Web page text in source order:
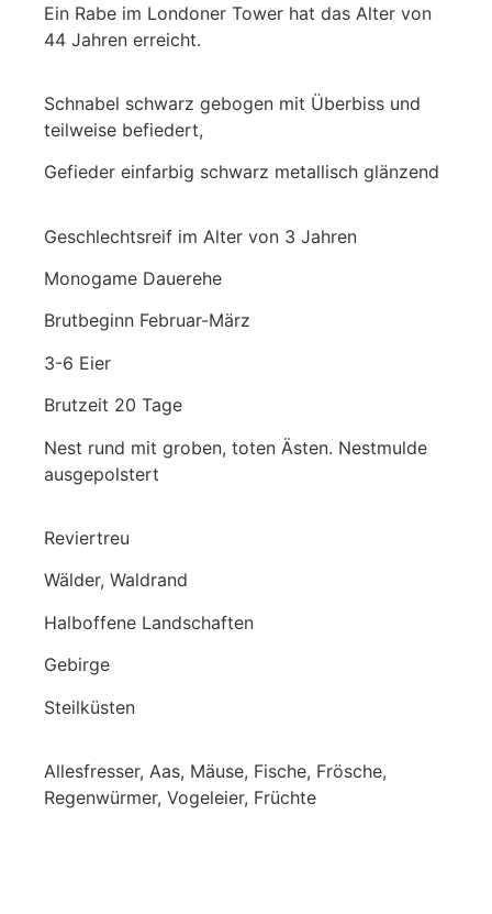
Ein Rabe im Londoner Tower hat das Alter von
44 Jahren erreicht.
Schnabel schwarz gebogen mit Überbiss und
teilweise befiedert,
Gefieder einfarbig schwarz metallisch glänzend
Geschlechtsreif im Alter von 3 Jahren
Monogame Dauerehe
Brutbeginn Februar-März
3-6 Eier
Brutzeit 20 Tage
Nest rund mit groben, toten Ästen. Nestmulde
ausgepolstert
Reviertreu
Wälder, Waldrand
Halboffene Landschaften
Gebirge
Steilküsten
Allesfresser, Aas, Mäuse, Fische, Frösche,
Regenwürmer, Vogeleier, Früchte